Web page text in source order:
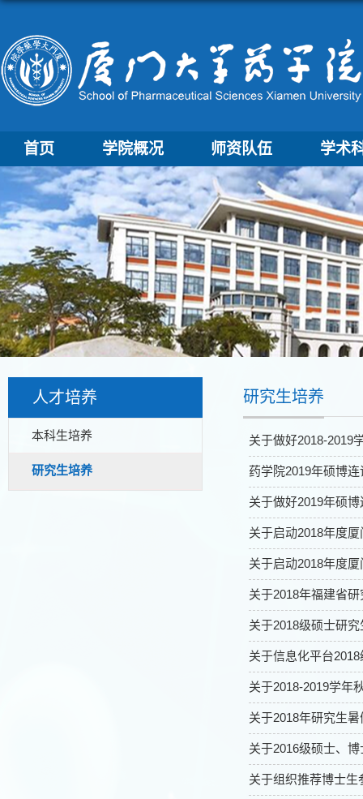
首页 学院概况 师资队伍 学术
人才培养
本科生培养
研究生培养
研究生培养
关于做好2018-2019
药学院2019年硕博
关于做好2019年硕
关于启动2018年度
关于启动2018年度
关于2018年福建省
关于2018级硕士研
关于信息化平台
关于2018-2019学年
关于2018年研究生
关于2016级硕士、
关于组织推荐博士生